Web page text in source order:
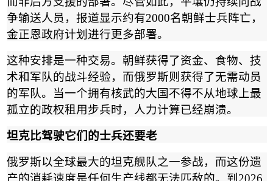
争输送人员，报道显示约有2000名朝鲜士兵阵亡，
金正恩政府计划进行更多部署。
这种安排是一种交易。朝鲜获得了资金、食物、技
术和军队的战斗经验，而俄罗斯则获得了无需动员
的军队。当一个拥有核武的大国不得不从地球上最
孤立的政权租用步兵时，人力计算已经崩溃。
坦克比驾驶它们的士兵还要老
俄罗斯以全球最大的坦克舰队之一参战，而这份遗